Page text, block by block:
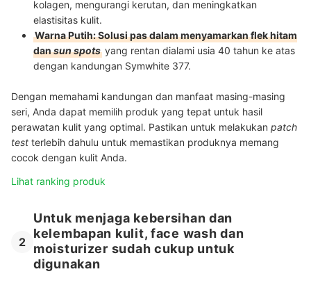
kolagen, mengurangi kerutan, dan meningkatkan
elastisitas kulit.
Warna Putih: Solusi pas dalam menyamarkan flek hitam
dansun spots yang rentan dialami usia 40 tahun ke atas
dengan kandungan Symwhite 377.
Dengan memahami kandungan dan manfaat masing-masing
seri, Anda dapat memilih produk yang tepat untuk hasil
perawatan kulit yang optimal. Pastikan untuk melakukan patch
test terlebih dahulu untuk memastikan produknya memang
cocok dengan kulit Anda.
Lihat ranking produk
2
Untuk menjaga kebersihan dan
kelembapan kulit, face wash dan
moisturizer sudah cukup untuk
digunakan